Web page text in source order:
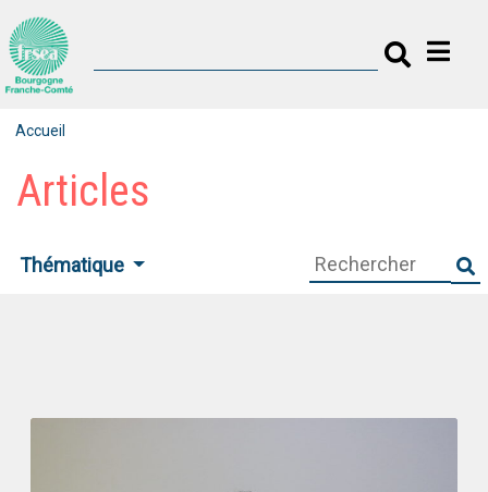
Accueil
Articles
Thématique